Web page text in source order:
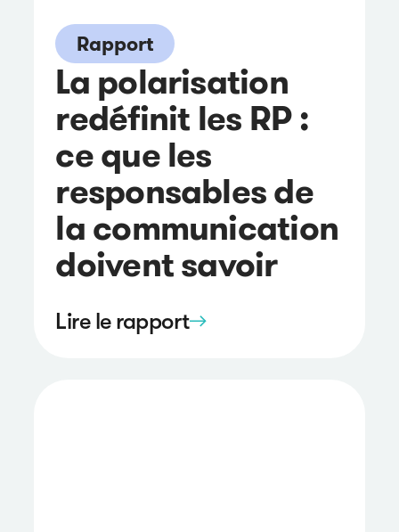
Rapport
La polarisation
redéfinit les RP :
ce que les
responsables de
la communication
doivent savoir
Lire le rapport